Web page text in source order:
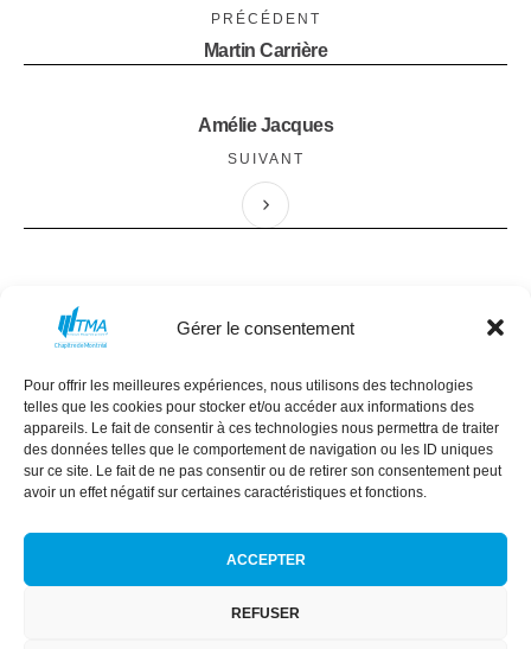
Gérer le consentement
Pour offrir les meilleures expériences, nous utilisons des technologies
telles que les cookies pour stocker et/ou accéder aux informations des
appareils. Le fait de consentir à ces technologies nous permettra de traiter
des données telles que le comportement de navigation ou les ID uniques
sur ce site. Le fait de ne pas consentir ou de retirer son consentement peut
avoir un effet négatif sur certaines caractéristiques et fonctions.
ACCEPTER
REFUSER
Martin Carrière
PRÉCÉDENT
Amélie Jacques
SUIVANT
MISSION CONSEIL D’ADMINISTRATION
COMMANDITAIRES ÉVÈNEMENTS
NEXT GEN RÉSEAU DES FEMMES
Politique de confidentialité